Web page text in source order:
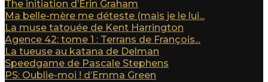
The initiation d’Erin Graham
Ma belle-mère me déteste (mais je le lui...
La muse tatouée de Kent Harrington
Agence 42: tome 1 : Terrans de François...
La tueuse au katana de Delman
Speedgame de Pascale Stephens
PS: Oublie-moi ! d’Emma Green